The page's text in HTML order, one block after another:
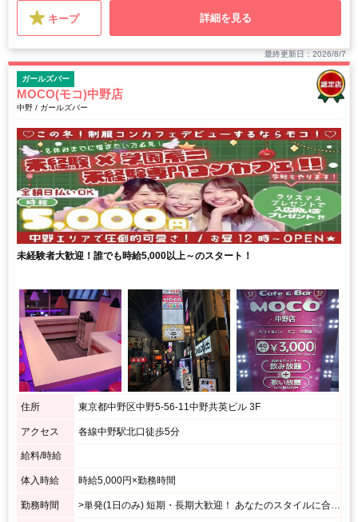
キープ 詳細を見る
最終更新日：2026/8/7
ガールズバー
MOCO(モコ)中野店
中野 / ガールズバー
未経験者大歓迎！誰でも時給5,000以上～のスタート！
住所 東京都中野区中野5-56-11中野共英ビル 3F
アクセス 各線中野駅北口徒歩5分
給料/時給
体入時給 時給5,000円×勤務時間
勤務時間 >単発(1日のみ) 短期・長期大歓迎！ あなたのスタイルに合わせて選べます♪